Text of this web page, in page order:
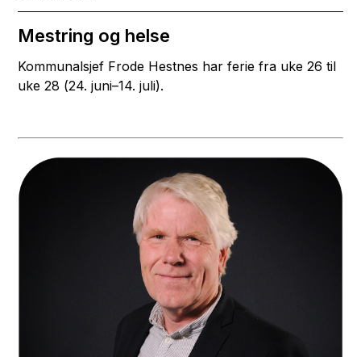
Mestring og helse
Kommunalsjef Frode Hestnes har ferie fra uke 26 til
uke 28 (24. juni–14. juli).